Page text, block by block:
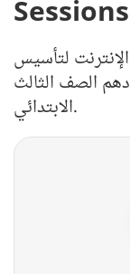
Sessions
لتأسيس
الصف الثالث
الابتدائي.